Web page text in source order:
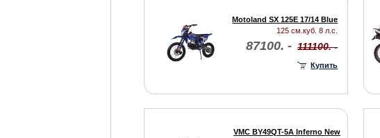
Motoland SX 125E 17/14 Blue
125 см.куб. 8 л.с.
87100. - 111100. -
Купить
VMC BY49QT-5A Inferno New